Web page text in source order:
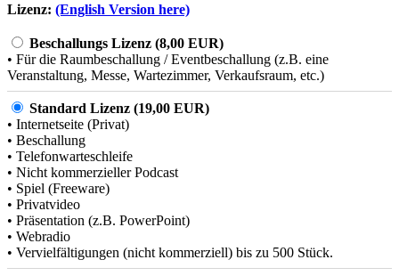
Lizenz: (English Version here)
Beschallungs Lizenz (8,00 EUR)
• Für die Raumbeschallung / Eventbeschallung (z.B. eine
Veranstaltung, Messe, Wartezimmer, Verkaufsraum, etc.)
Standard Lizenz (19,00 EUR)
• Internetseite (Privat)
• Beschallung
• Telefonwarteschleife
• Nicht kommerzieller Podcast
• Spiel (Freeware)
• Privatvideo
• Präsentation (z.B. PowerPoint)
• Webradio
• Vervielfältigungen (nicht kommerziell) bis zu 500 Stück.